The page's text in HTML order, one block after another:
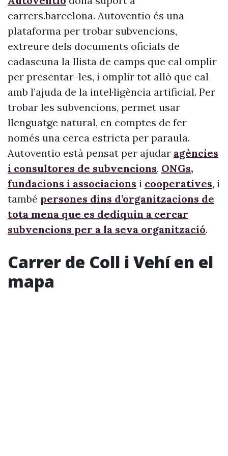
carrers.barcelona. Autoventio és una
plataforma per trobar subvencions,
extreure dels documents oficials de
cadascuna la llista de camps que cal omplir
per presentar-les, i omplir tot allò que cal
amb l’ajuda de la intel·ligència artificial. Per
trobar les subvencions, permet usar
llenguatge natural, en comptes de fer
només una cerca estricta per paraula.
Autoventio està pensat per ajudar agències
i consultores de subvencions, ONGs,
fundacions i associacions i cooperatives, i
també persones dins d’organitzacions de
tota mena que es dediquin a cercar
subvencions per a la seva organització.
Carrer de Coll i Vehí en el
mapa